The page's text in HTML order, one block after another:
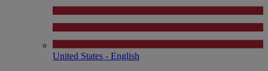
United States - English